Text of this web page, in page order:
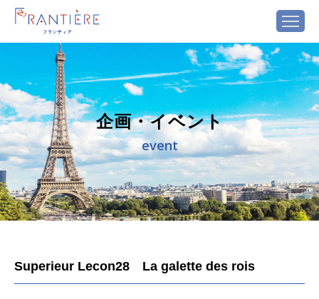
企画・イベント
event
Superieur Lecon28 La galette des rois